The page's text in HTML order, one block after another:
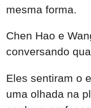
mesma forma.
Chen Hao e
conversando
Eles sentiram o
uma olhada na